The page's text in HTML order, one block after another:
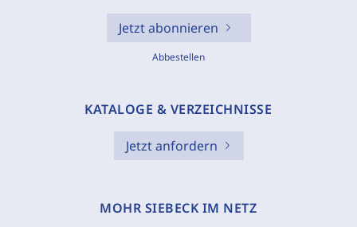
Jetzt abonnieren
Abbestellen
KATALOGE & VERZEICHNISSE
Jetzt anfordern
MOHR SIEBECK IM NETZ